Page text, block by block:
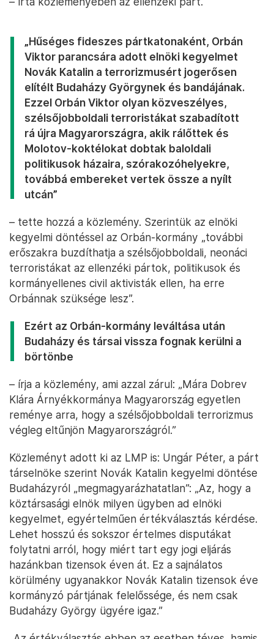
„Hűséges fideszes pártkatonaként, Orbán
Viktor parancsára adott elnöki kegyelmet
Novák Katalin a terrorizmusért jogerősen
elítélt Budaházy Györgynek és bandájának.
Ezzel Orbán Viktor olyan közveszélyes,
szélsőjobboldali terroristákat szabadított
rá újra Magyarországra, akik rálőttek és
Molotov-koktélokat dobtak baloldali
politikusok házaira, szórakozóhelyekre,
továbbá embereket vertek össze a nyílt
utcán”
– tette hozzá a közlemény. Szerintük az elnöki
kegyelmi döntéssel az Orbán-kormány „további
erőszakra buzdíthatja a szélsőjobboldali, neonáci
terroristákat az ellenzéki pártok, politikusok és
kormányellenes civil aktivisták ellen, ha erre
Orbánnak szüksége lesz”.
Ezért az Orbán-kormány leváltása után
Budaházy és társai vissza fognak kerülni a
börtönbe
– írja a közlemény, ami azzal zárul: „Mára Dobrev
Klára Árnyékkormánya Magyarország egyetlen
reménye arra, hogy a szélsőjobboldali terrorizmus
végleg eltűnjön Magyarországról.”
Közleményt adott ki az LMP is: Ungár Péter, a párt
társelnöke szerint Novák Katalin kegyelmi döntése
Budaházyról „megmagyarázhatatlan”: „Az, hogy a
köztársasági elnök milyen ügyben ad elnöki
kegyelmet, egyértelműen értékválasztás kérdése.
Lehet hosszú és sokszor értelmes disputákat
folytatni arról, hogy miért tart egy jogi eljárás
hazánkban tizensok éven át. Ez a sajnálatos
körülmény ugyanakkor Novák Katalin tizensok éve
kormányzó pártjának felelőssége, és nem csak
Budaházy György ügyére igaz.”